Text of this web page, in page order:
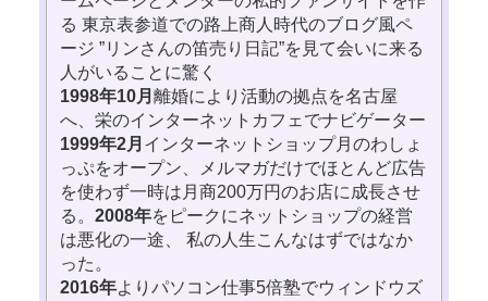
る 東京表参道での路上商人時代のブログ風ペ
ージ ”リンさんの笛売り日記”を見て会いに来る
人がいることに驚く
1998年10月 離婚により活動の拠点を名古屋
へ、栄のインターネットカフェでナビゲーター
1999年2月 インターネットショップ月のわしょ
っぷをオープン、メルマガだけでほとんど広告
を使わず一時は月商200万円のお店に成長させ
る。 2008年をピークにネットショップの経営
は悪化の一途、 私の人生こんなはずではなか
った。
2016年よりパソコン仕事5倍塾でウィンドウズ